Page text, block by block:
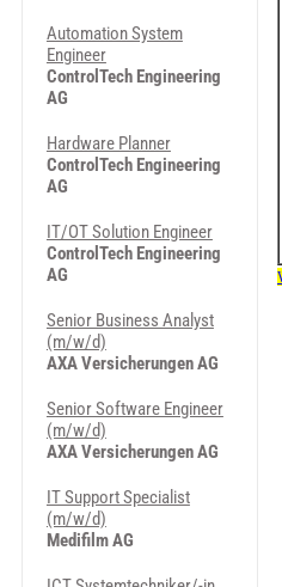
Automation System
Engineer
ControlTech Engineering
AG
Hardware Planner
ControlTech Engineering
AG
IT/OT Solution Engineer
ControlTech Engineering
AG
Senior Business Analyst
(m/w/d)
AXA Versicherungen AG
Senior Software Engineer
(m/w/d)
AXA Versicherungen AG
IT Support Specialist
(m/w/d)
Medifilm AG